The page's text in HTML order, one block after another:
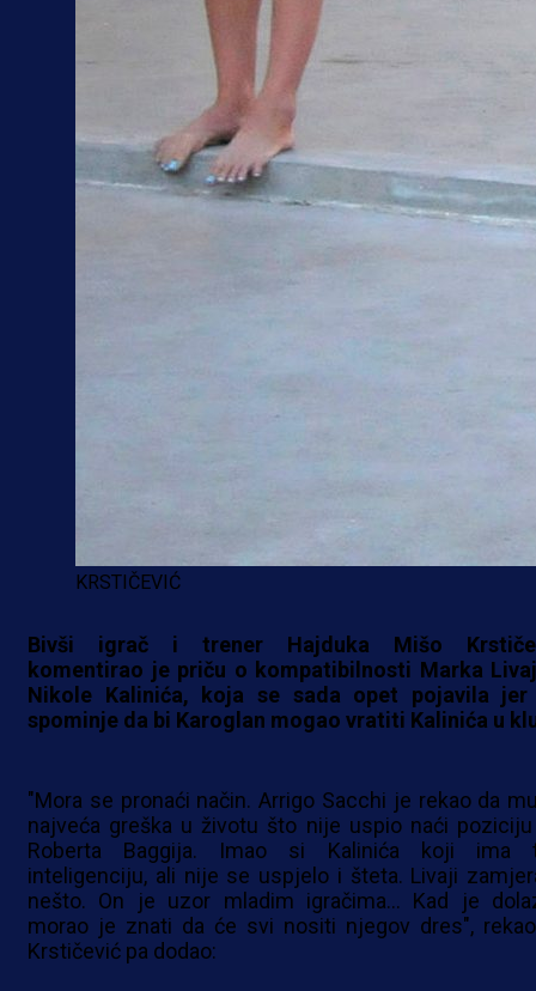
KRSTIČEVIĆ
Bivši igrač i trener Hajduka Mišo
komentirao je priču o kompatibilnosti Marka
Nikole Kalinića, koja se sada opet pojavila jer
spominje da bi Karoglan mogao vratiti Kalinića u
"Mora se pronaći način. Arrigo Sacchi je rekao da
najveća greška u životu što nije uspio naći
Roberta Baggija. Imao si Kalinića koji ima
inteligenciju, ali nije se uspjelo i šteta. Livaji
nešto. On je uzor mladim igračima... Kad je
morao je znati da će svi nositi njegov dres",
Krstičević pa dodao: